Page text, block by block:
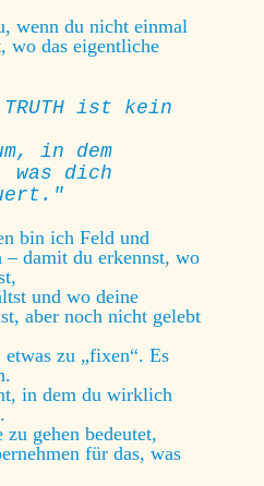
wenn du nicht einmal
wo das eigentliche
TRUTH ist kein
in dem
dich
bin ich Feld und
–damit du erkennst, wo
und wo deine
aber noch nicht gelebt
etwas zu „fixen“.Es
in dem du wirklich
gehen bedeutet,
für das, was